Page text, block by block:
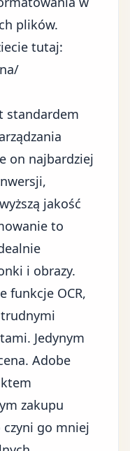
plików.
tutaj:
standardem
on najbardziej
jakość
to
i obrazy.
funkcje OCR,
Jedynym
Adobe
zakupu
go mniej